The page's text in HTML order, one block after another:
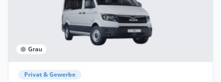
Grau
Privat & Gewerbe